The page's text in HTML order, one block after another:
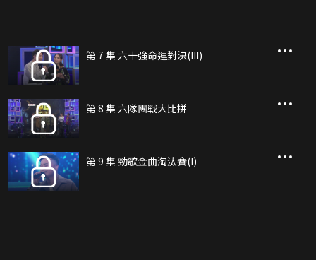
第 7 集 六十強命運對決(III)
第 8 集 六隊團戰大比拼
第 9 集 勁歌金曲淘汰賽(I)